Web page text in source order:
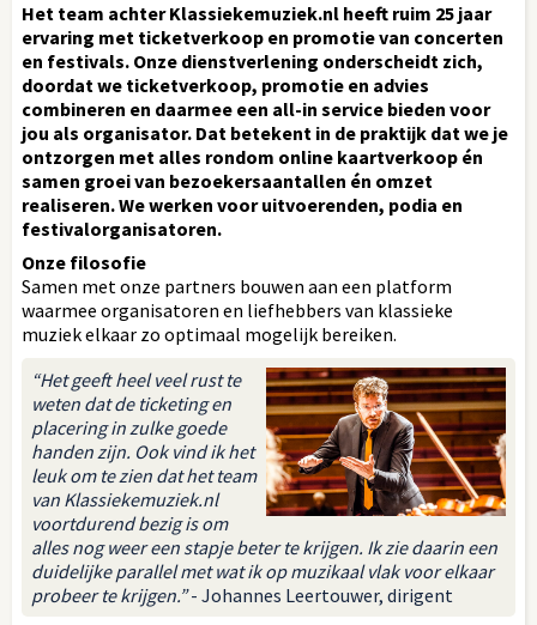
Het team achter Klassiekemuziek.nl heeft ruim 25 jaar
ervaring met ticketverkoop en promotie van concerten
en festivals. Onze dienstverlening onderscheidt zich,
doordat we ticketverkoop, promotie en advies
combineren en daarmee een all-in service bieden voor
jou als organisator. Dat betekent in de praktijk dat we je
ontzorgen met alles rondom online kaartverkoop én
samen groei van bezoekersaantallen én omzet
realiseren. We werken voor uitvoerenden, podia en
festivalorganisatoren.
Onze filosofie
Samen met onze partners bouwen aan een platform
waarmee organisatoren en liefhebbers van klassieke
muziek elkaar zo optimaal mogelijk bereiken.
“Het geeft heel veel rust te
weten dat de ticketing en
placering in zulke goede
handen zijn. Ook vind ik het
leuk om te zien dat het team
van Klassiekemuziek.nl
voortdurend bezig is om
alles nog weer een stapje beter te krijgen. Ik zie daarin een
duidelijke parallel met wat ik op muzikaal vlak voor elkaar
probeer te krijgen.”- Johannes Leertouwer, dirigent